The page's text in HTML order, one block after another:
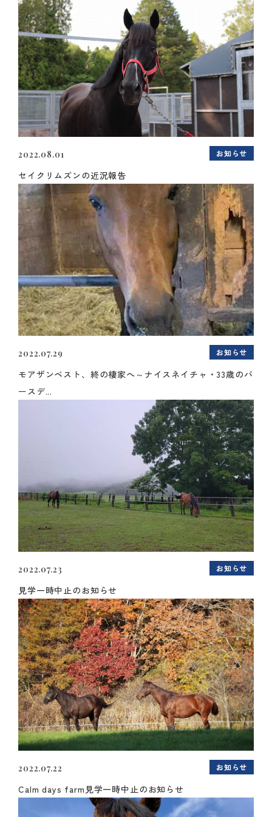
2022.08.01 お知らせ
セイクリムズンの近況報告
2022.07.29 お知らせ
モアザンベスト、終の棲家へ～ナイスネイチャ・33歳のバ
ースデ...
2022.07.23 お知らせ
見学一時中止のお知らせ
2022.07.22 お知らせ
Calm days farm見学一時中止のお知らせ